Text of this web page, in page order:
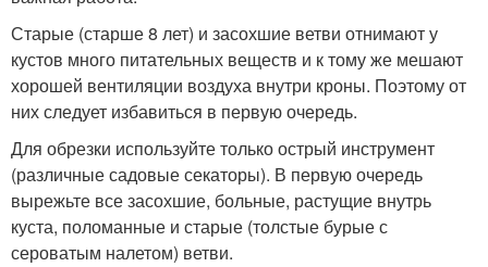
Старые (старше 8 лет) и засохшие ветви отнимают у
кустов много питательных веществ и к тому же мешают
хорошей вентиляции воздуха внутри кроны. Поэтому от
них следует избавиться в первую очередь.
Для обрезки используйте только острый инструмент
(различные садовые секаторы). В первую очередь
вырежьте все засохшие, больные, растущие внутрь
куста, поломанные и старые (толстые бурые с
сероватым налетом) ветви.